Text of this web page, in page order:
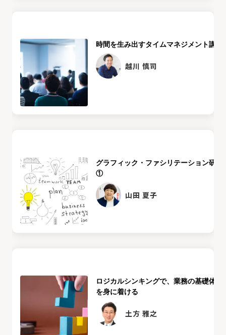
時間を生み出すタイムマネジメント講座
越川 慎司
グラフィック・ファシリテーション研修
①
山田 夏子
ロジカルシンキングで、業務の基礎体力
を身に着ける
土方 雅之